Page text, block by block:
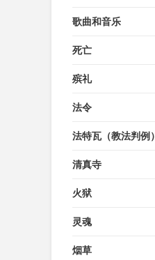
歌曲和音乐
死亡
殡礼
法令
法特瓦（教法判例）
清真寺
火狱
灵魂
烟草